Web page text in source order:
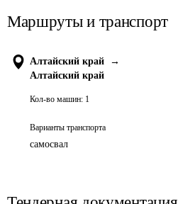
Маршруты и транспорт
Алтайский край
→
Алтайский край
Кол-во машин: 1
Варианты транспорта
самосвал